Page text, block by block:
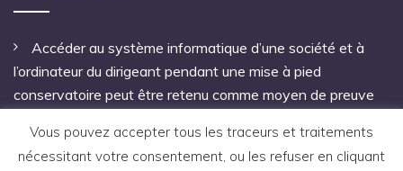
Accéder au système informatique d’une société et à
l’ordinateur du dirigeant pendant une mise à pied
conservatoire peut être retenu comme moyen de preuve
Pas de mandat à une personne étrangère à l’entreprise
pour notifier le licenciement
Vous pouvez accepter tous les traceurs et traitements
nécessitant votre consentement, ou les refuser en cliquant